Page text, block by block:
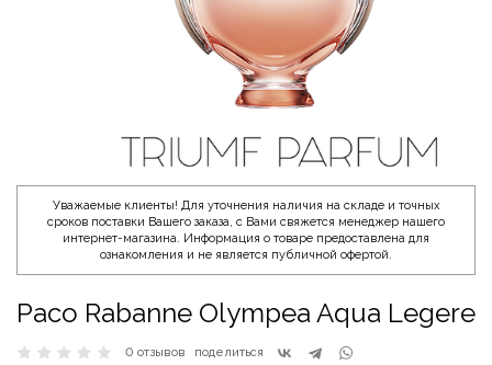
Уважаемые клиенты! Для уточнения наличия на складе и точных
сроков поставки Вашего заказа, с Вами свяжется менеджер нашего
интернет-магазина. Информация о товаре предоставлена для
ознакомления и не является публичной офертой.
Paco Rabanne Olympea Aqua Legere
0 отзывов поделиться